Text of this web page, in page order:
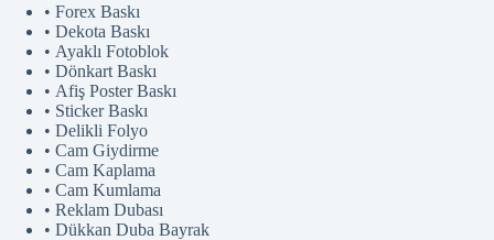
• Forex Baskı
• Dekota Baskı
• Ayaklı Fotoblok
• Dönkart Baskı
• Afiş Poster Baskı
• Sticker Baskı
• Delikli Folyo
• Cam Giydirme
• Cam Kaplama
• Cam Kumlama
• Reklam Dubası
• Dükkan Duba Bayrak